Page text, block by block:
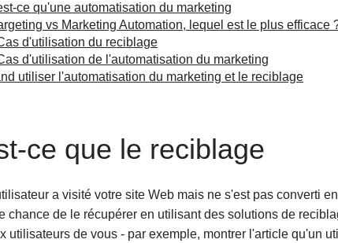
ce qu'une automatisation du marketing
vs Marketing Automation, lequel est le plus efficace
d'utilisation du reciblage
d'utilisation de l'automatisation du marketing
utiliser l'automatisation du marketing et le reciblage
ce que le reciblage
a visité votre site Web mais ne s'est pas converti
chance de le récupérer en utilisant des solutions de
utilisateurs de vous - par exemple, montrer l'article qu'un